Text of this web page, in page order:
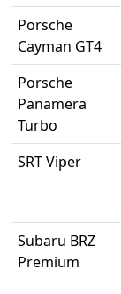
Porsche
Cayman GT4
Porsche
Panamera
Turbo
SRT Viper
Subaru BRZ
Premium